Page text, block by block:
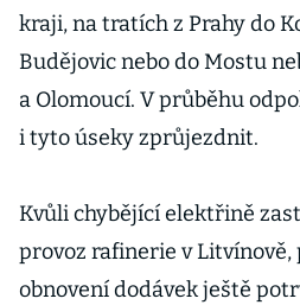
kraji, na tratích z Prahy do
Budějovic nebo do Mostu
a Olomoucí. V průběhu
i tyto úseky zprůjezdnit.
Kvůli chybějící elektřině
provoz rafinerie v
obnovení dodávek ještě